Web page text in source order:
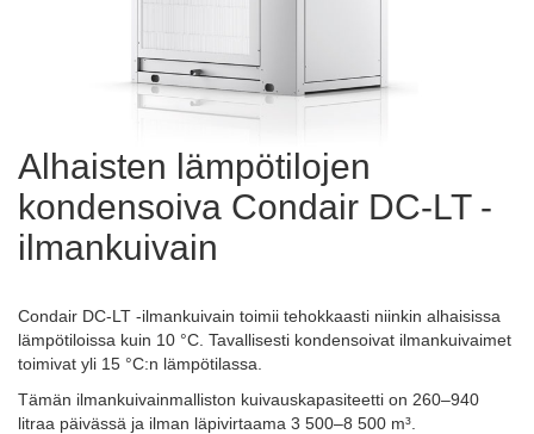
Alhaisten lämpötilojen
kondensoiva Condair DC-LT -
ilmankuivain
Condair DC-LT -ilmankuivain toimii tehokkaasti niinkin alhaisissa
lämpötiloissa kuin 10 °C. Tavallisesti kondensoivat ilmankuivaimet
toimivat yli 15 °C:n lämpötilassa.
Tämän ilmankuivainmalliston kuivauskapasiteetti on 260–940
litraa päivässä ja ilman läpivirtaama 3 500–8 500 m³.